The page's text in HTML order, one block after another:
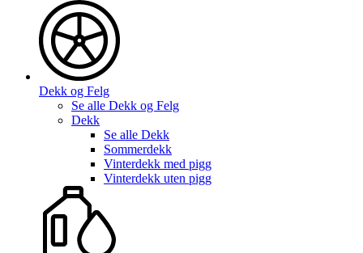
Dekk og Felg
Se alle Dekk og Felg
Dekk
Se alle Dekk
Sommerdekk
Vinterdekk med pigg
Vinterdekk uten pigg